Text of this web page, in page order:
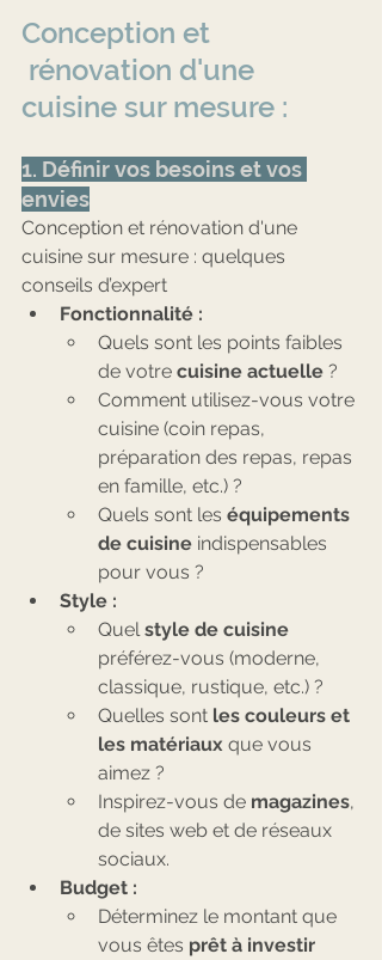
Conception et
rénovation d'une
cuisine sur mesure :
1. Définir vos besoins et vos
envies
Conception et rénovation d'une
cuisine sur mesure : quelques
conseils d’expert
Fonctionnalité :
Quels sont les points faibles
de votre cuisine actuelle ?
Comment utilisez-vous votre
cuisine (coin repas,
préparation des repas, repas
en famille, etc.) ?
Quels sont les équipements
de cuisine indispensables
pour vous ?
Style :
Quel style de cuisine
préférez-vous (moderne,
classique, rustique, etc.) ?
Quelles sont les couleurs et
les matériaux que vous
aimez ?
Inspirez-vous de magazines,
de sites web et de réseaux
sociaux.
Budget :
Déterminez le montant que
vous êtes prêt à investir